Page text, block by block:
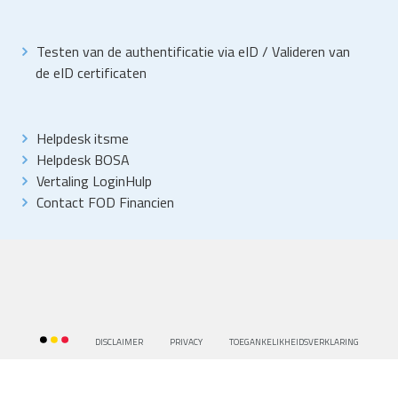
Testen van de authentificatie via eID / Valideren van
de eID certificaten
Helpdesk itsme
Helpdesk BOSA
Vertaling LoginHulp
Contact FOD Financien
DISCLAIMER PRIVACY TOEGANKELIKHEIDSVERKLARING